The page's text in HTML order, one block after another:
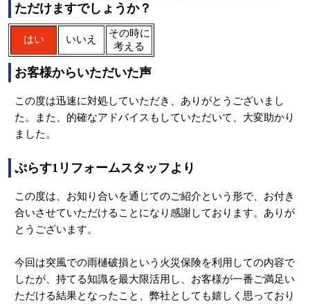
ただけますでしょうか？
はい いいえ
その時に
考える
お客様からいただいた声
この度は迅速に対処していただき、ありがとうございまし
た。また、的確なアドバイスもしていただいて、大変助かり
ました。
ぷらす1リフォームスタッフより
この度は、お知り合いを通じてのご紹介という形で、お付き
合いさせていただけることになり感謝しております。ありが
とうございます。
今回は突風での雨樋破損という火災保険を利用しての内容で
したが、持てる知識を最大限活用し、お客様が一番ご満足い
ただける結果となったこと、弊社としても嬉しく思っており